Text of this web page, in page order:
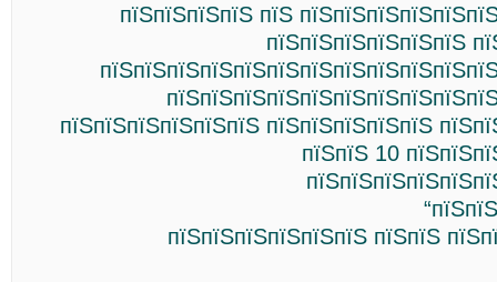
пїЅпїЅпїЅпїЅ пїЅ
пїЅпїЅпїЅпїЅпїЅпїЅ
пїЅпїЅпїЅпїЅпїЅпїЅ пїЅпїЅпїЅпїЅпїЅ
пїЅпїЅ 10
пїЅпїЅпїЅпїЅпїЅпїЅ пїЅпїЅ